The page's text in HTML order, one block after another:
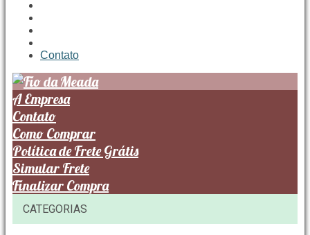
Contato
A Empresa
Contato
Como Comprar
Política de Frete Grátis
Simular Frete
Finalizar Compra
CATEGORIAS